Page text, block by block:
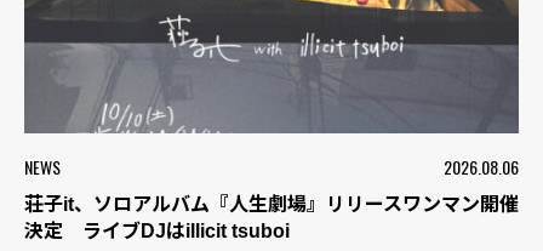
NEWS 2026.08.06
荘子it、ソロアルバム『人生劇場』リリースワンマン開催
決定 ライブDJはillicit tsuboi